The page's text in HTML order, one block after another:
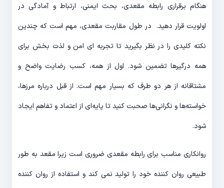
هنگام برقراری رابطه مقعدی، بحث ایمنی، ارتباط و آمادگی در
اولویت قرار دهید. در طول مقاربت مقعدی، مهم است که چندین
نکته کلیدی را در نظر بگیرید تا تجربه ای امن و لذت بخش برای
همه درگیرها تضمین شود. اول از همه، کسب رضایت واضح و
مشتاقانه از هر دو طرف که بسیار مهم است. از قبل درباره مرزها،
خواسته‌ها و نگرانی‌ها صحبت کنید تا پایه‌ای از اعتماد و تفاهم ایجاد
شود.
روانکاری مناسب برای رابطه مقعدی ضروری است زیرا مقعد به طور
طبیعی روان کننده خود را تولید نمی کند و استفاده از روان کننده